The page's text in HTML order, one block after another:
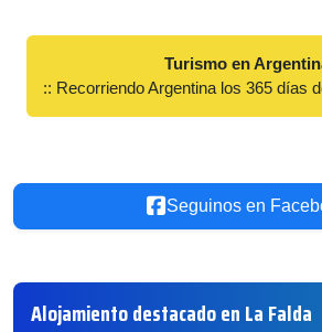
Turismo en
:: Recorriendo Argentina los 365 días
Seguinos en
Alojamiento destacado en La Falda